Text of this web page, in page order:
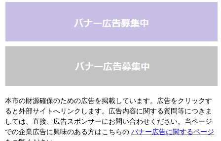
本市の財源確保のための広告を掲載しています。広告をクリックす
ると外部サイトへリンクします。広告内容に関する質問等につきま
しては、直接、広告スポンサーにお問い合わせください。当ページ
での企業広告に興味のある方はこちらの バナー広告に関するページ